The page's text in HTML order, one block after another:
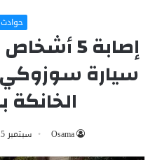
إصابة 5
سيارة
الخانكة
Osama سبتمبر 15, 2025 5:23 م